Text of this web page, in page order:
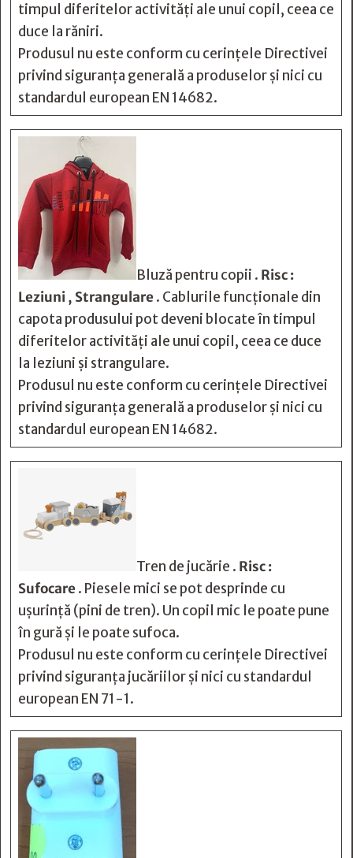
timpul diferitelor activități ale unui copil, ceea ce
duce la răniri.
Produsul nu este conform cu cerințele Directivei
privind siguranța generală a produselor și nici cu
standardul european EN 14682.
Bluză pentru copii . Risc :
Leziuni , Strangulare . Cablurile funcționale din
capota produsului pot deveni blocate în timpul
diferitelor activități ale unui copil, ceea ce duce
la leziuni și strangulare.
Produsul nu este conform cu cerințele Directivei
privind siguranța generală a produselor și nici cu
standardul european EN 14682.
Tren de jucărie . Risc :
Sufocare . Piesele mici se pot desprinde cu
ușurință (pini de tren). Un copil mic le poate pune
în gură și le poate sufoca.
Produsul nu este conform cu cerințele Directivei
privind siguranța jucăriilor și nici cu standardul
european EN 71-1.